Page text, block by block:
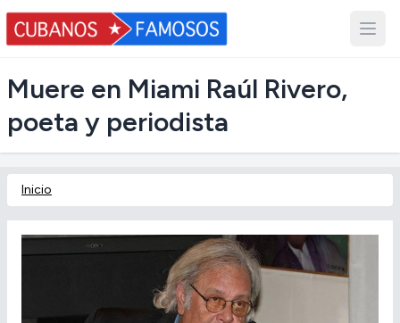
Muere en Miami Raúl Rivero,
poeta y periodista
Inicio